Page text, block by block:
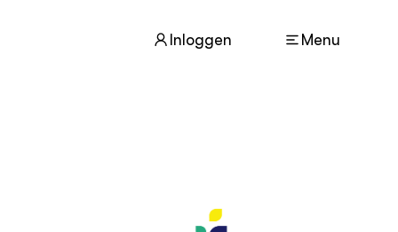
Inloggen Menu